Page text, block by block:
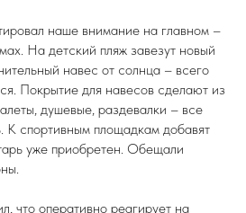
наше внимание на главном –
На детский пляж завезут новый
навес от солнца – всего
Покрытие для навесов сделают из
душевые, раздевалки – все
К спортивным площадкам добавят
уже приобретен. Обещали
что оперативно реагирует на